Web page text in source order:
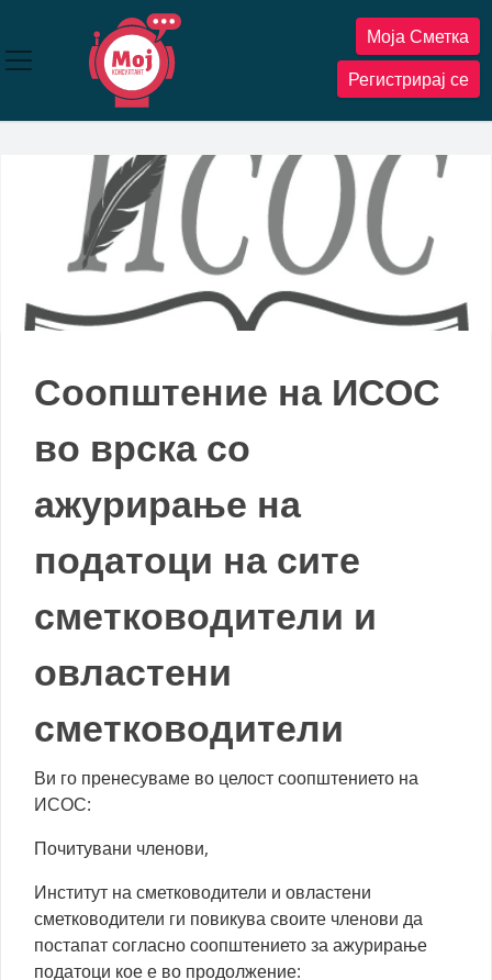
содржината
Моја Сметка
Регистрирај се
Соопштение на ИСОС
во врска со
ажурирање на
податоци на сите
сметководители и
овластени
сметководители
Ви го пренесуваме во целост соопштението на
ИСОС:
Почитувани членови,
Институт на сметководители и овластени
сметководители ги повикува своите членови да
постапат согласно соопштението за ажурирање
податоци кое е во продолжение: